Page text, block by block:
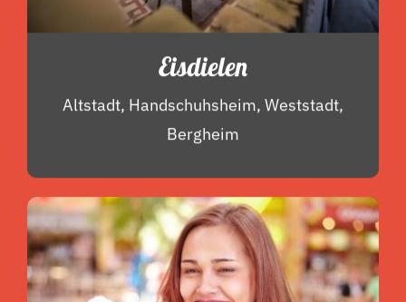
Eisdielen
Altstadt, Handschuhsheim, Weststadt,
Bergheim